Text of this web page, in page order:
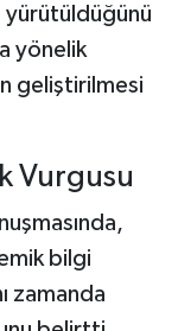
yürütüldüğünü
yönelik
geliştirilmesi
Vurgusu
bilgi
zamanda